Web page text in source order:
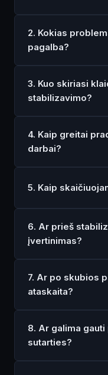
2. Kokias
pagalba?
3. Kuo skiriasi
stabilizavimo?
4. Kaip greitai
darbai?
5. Kaip
6. Ar prieš
įvertinimas?
7. Ar po skubios
ataskaita?
8. Ar galima
sutarties?